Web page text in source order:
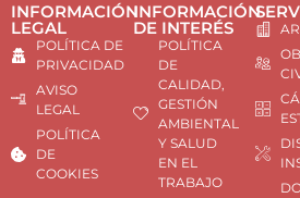
INFORMACIÓN
LEGAL
POLÍTICA DE
PRIVACIDAD
AVISO
LEGAL
POLÍTICA
DE
COOKIES
INFORMACIÓN
DE INTERÉS
POLÍTICA
DE
CALIDAD,
GESTIÓN
AMBIENTAL
Y SALUD
EN EL
TRABAJO